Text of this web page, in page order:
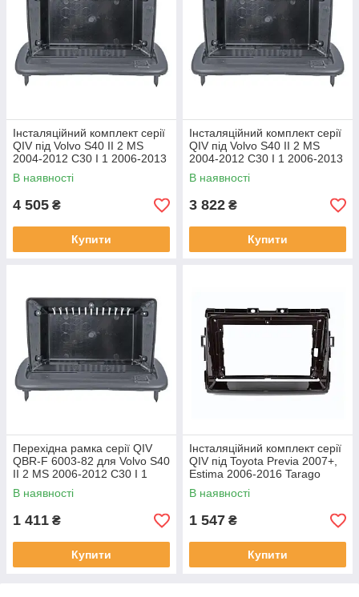
Інсталяційний комплект серії
QIV під Volvo S40 II 2 MS
2004-2012 C30 I 1 2006-2013
C70 II 2 2005-2013 (W1) 9
В наявності
4 505 ₴
Купити
Інсталяційний комплект серії
QIV під Volvo S40 II 2 MS
2004-2012 C30 I 1 2006-2013
C70 II 2 2005-2013 (W2) 9
В наявності
3 822 ₴
Купити
Перехідна рамка серії QIV
QBR-F 6003-82 для Volvo S40
II 2 MS 2006-2012 C30 I 1
2006-2013 C70 II 2 2004-2010
9 дюймів
В наявності
1 411 ₴
Купити
Інсталяційний комплект серії
QIV під Toyota Previa 2007+,
Estima 2006-2016 Tarago
2007-2016 (W1) 9 дюймів
В наявності
1 547 ₴
Купити